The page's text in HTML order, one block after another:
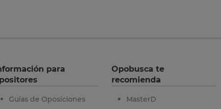
para
Guías de Oposiciones
Opobusca te
recomienda
MasterD